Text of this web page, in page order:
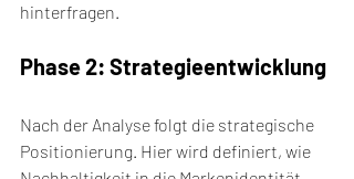
hinterfragen.
Phase 2: Strategieentwicklung
Nach der Analyse folgt die strategische
Positionierung. Hier wird definiert, wie